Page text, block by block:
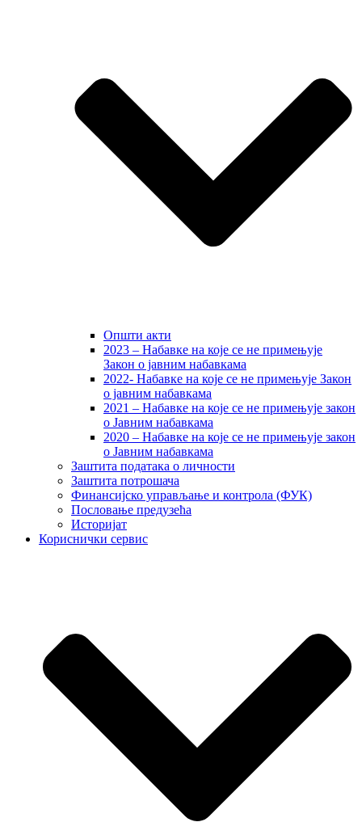
Општи акти
2023 – Набавке на које се не примењује
Закон о јавним набавкама
2022- Набавке на које се не примењује Закон
о јавним набавкама
2021 – Набавке на које се не примењује закон
о Јавним набавкама
2020 – Набавке на које се не примењује закон
о Јавним набавкама
Заштита података о личности
Заштита потрошача
Финансијско управљање и контрола (ФУК)
Пословање предузећа
Историјат
Кориснички сервис